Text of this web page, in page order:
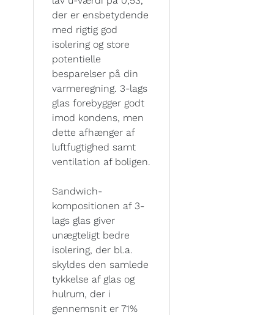
der er ensbetydende
med rigtig god
isolering og store
potentielle
besparelser på din
varmeregning. 3-lags
glas forebygger godt
imod kondens, men
dette afhænger af
luftfugtighed samt
ventilation af boligen.
Sandwich-
kompositionen af 3-
lags glas giver
unægteligt bedre
isolering, der bl.a.
skyldes den samlede
tykkelse af glas og
hulrum, der i
gennemsnit er 71%